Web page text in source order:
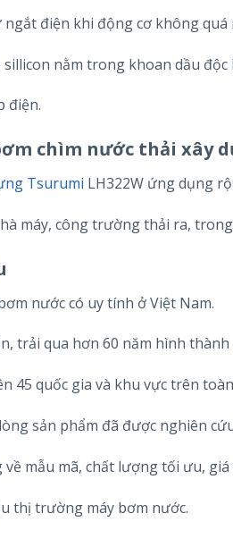
điện khi động cơ không quá
nằm trong khoan dầu
điện.
chìm nước thải xây
Tsurumi LH322W ứng dụng
máy, công trường thải ra,
nước có uy tính ở Việt Nam.
trải qua hơn 60 năm hình
45 quốc gia và khu vực trên
sản phẩm đã được nghiên
mẫu mã, chất lượng tối ưu,
thị trường máy bơm nước.